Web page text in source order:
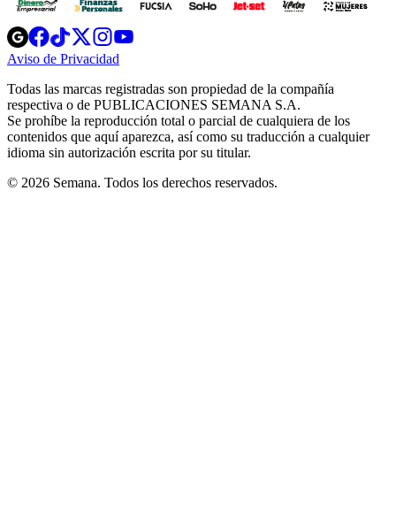
Opens
in
new
Opens
in
new
Opens
in
new
window
Opens
new
windowwindow
Aviso de Privacidad
new
window
Todas las marcas registradas son propiedad de la compañía
respectiva o de PUBLICACIONES SEMANA S.A.
Se prohíbe la reproducción total o parcial de cualquiera de los
contenidos que aquí aparezca, así como su traducción a cualquier
idioma sin autorización escrita por su titular.
© 2026 Semana. Todos los derechos reservados.